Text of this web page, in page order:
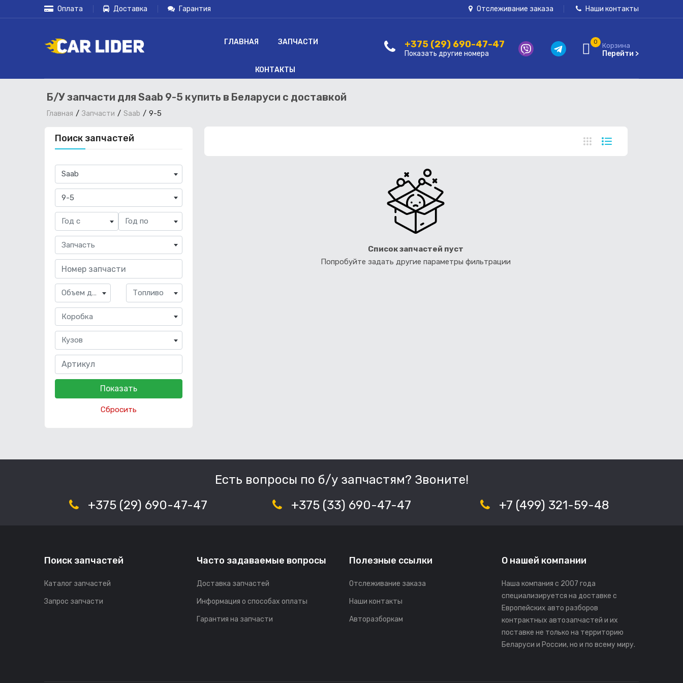
Оплата Доставка Гарантия Отслеживание заказа Наши контакты
ГЛАВНАЯ ЗАПЧАСТИ
КОНТАКТЫ
+375 (29) 690-47-47
Показать другие номера
0 Корзина
Перейти >
Б/У запчасти для Saab 9-5 купить в Беларуси с доставкой
Главная Запчасти Saab 9-5
Поиск запчастей
×
Saab
×
9-5
Год с Год по
Запчасть
Объем двигателя Топливо
Коробка
Кузов
Сбросить
Список запчастей пуст
Попробуйте задать другие параметры фильтрации
Есть вопросы по б/у запчастям? Звоните!
+375 (29) 690-47-47
+375 (33) 690-47-47 +7 (499) 321-59-48
Поиск запчастей
Каталог запчастей
Запрос запчасти
Часто задаваемые вопросы
Доставка запчастей
Информация о способах оплаты
Гарантия на запчасти
Полезные ссылки
Отслеживание заказа
Наши контакты
Авторазборкам
О нашей компании
Наша компания с 2007 года
специализируется на доставке с
Европейских авто разборов
контрактных автозапчастей и их
поставке не только на территорию
Беларуси и России, но и по всему миру.